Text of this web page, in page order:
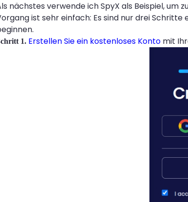
nächstes verwende ich SpyX als Beispiel,
ist sehr einfach: Es sind nur drei
1. Erstellen Sie ein kostenloses Konto mit